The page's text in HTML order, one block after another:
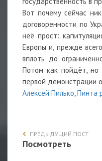
Вот почему сейчас
договоренности по
неё прост:
Европы и, прежде
вплоть до
Потом как пойдёт, но
первой демонстрации
Алексей Пилько, Пинта
ПРЕДЫДУЩИЙ ПОСТ
Посмотреть